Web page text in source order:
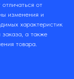
от
изменения и
характеристик
а также
товара.